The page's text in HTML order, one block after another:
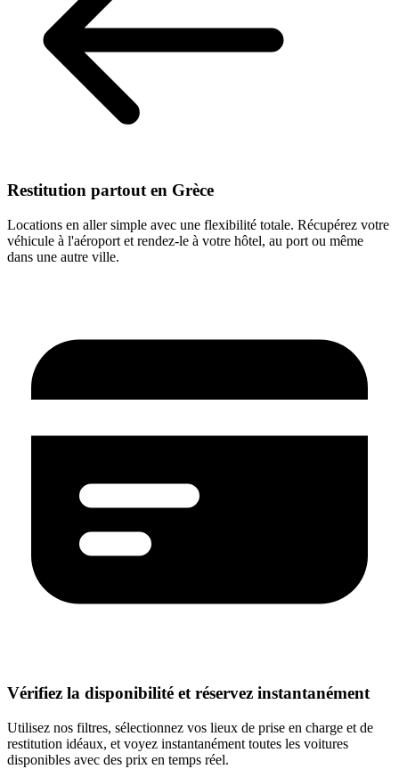
Restitution partout en Grèce
Locations en aller simple avec une flexibilité totale. Récupérez votre
véhicule à l'aéroport et rendez-le à votre hôtel, au port ou même
dans une autre ville.
Vérifiez la disponibilité et réservez instantanément
Utilisez nos filtres, sélectionnez vos lieux de prise en charge et de
restitution idéaux, et voyez instantanément toutes les voitures
disponibles avec des prix en temps réel.